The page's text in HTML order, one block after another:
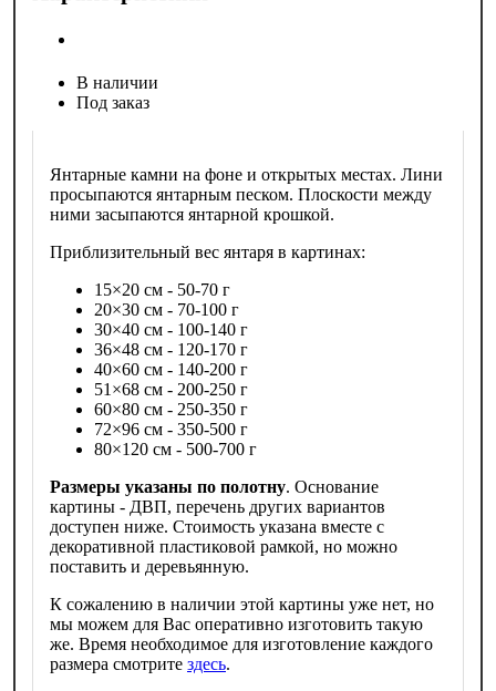
В наличии
Под заказ
Янтарные камни на фоне и открытых местах. Лини
просыпаются янтарным песком. Плоскости между
ними засыпаются янтарной крошкой.
Приблизительный вес янтаря в картинах:
15×20 см - 50-70 г
20×30 см - 70-100 г
30×40 см - 100-140 г
36×48 см - 120-170 г
40×60 см - 140-200 г
51×68 см - 200-250 г
60×80 см - 250-350 г
72×96 см - 350-500 г
80×120 см - 500-700 г
Размеры указаны по полотну. Основание
картины - ДВП, перечень других вариантов
доступен ниже. Стоимость указана вместе с
декоративной пластиковой рамкой, но можно
поставить и деревьянную.
К сожалению в наличии этой картины уже нет, но
мы можем для Вас оперативно изготовить такую
же. Время необходимое для изготовление каждого
размера смотрите здесь.